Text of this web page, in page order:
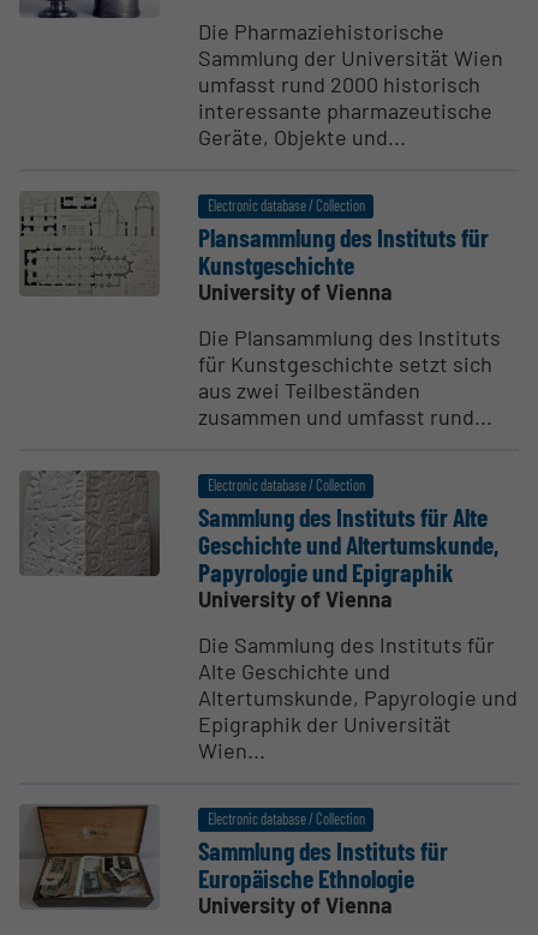
Die Pharmaziehistorische
Sammlung der Universität Wien
umfasst rund 2000 historisch
interessante pharmazeutische
Geräte, Objekte und...
Electronic database / Collection
Plansammlung des Instituts für
Kunst­geschichte
University of Vienna
Die Plansammlung des Instituts
für Kunstgeschichte setzt sich
aus zwei Teilbeständen
zusammen und umfasst rund...
Electronic database / Collection
Sammlung des Instituts für Alte
Geschichte und Alter­tum­skunde,
Papyrologie und Epigraphik
University of Vienna
Die Sammlung des Instituts für
Alte Geschichte und
Altertumskunde, Papyrologie und
Epigraphik der Universität
Wien...
Electronic database / Collection
Sammlung des Instituts für
Europäische Ethnologie
University of Vienna